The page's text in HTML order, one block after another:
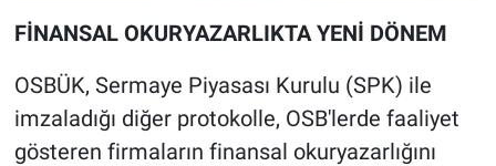
FİNANSAL OKURYAZARLIKTA YENİ DÖNEM
OSBÜK, Sermaye Piyasası Kurulu (SPK) ile
imzaladığı diğer protokolle, OSB'lerde faaliyet
gösteren firmaların finansal okuryazarlığını